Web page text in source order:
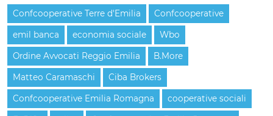
Confcooperative Terre d'Emilia Confcooperative
emil banca economia sociale Wbo
Ordine Avvocati Reggio Emilia B.More
Matteo Caramaschi Ciba Brokers
Confcooperative Emilia Romagna cooperative sociali